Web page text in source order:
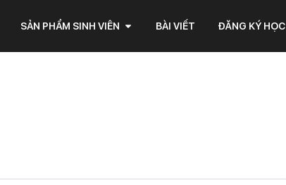
SẢN PHẨM SINH VIÊN BÀI VIẾT ĐĂNG KÝ HỌC